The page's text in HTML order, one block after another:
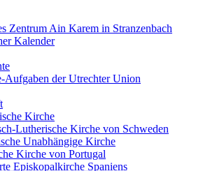
Zentrum Ain Karem in Stranzenbach
Kalender
Aufgaben der Utrechter Union
Kirche
Lutherische Kirche von Schweden
Unabhängige Kirche
Kirche von Portugal
Episkopalkirche Spaniens